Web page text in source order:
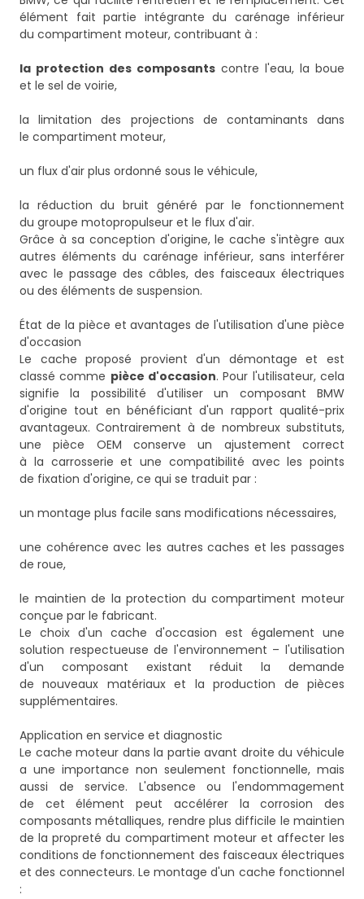
élément fait partie intégrante du carénage inférieur
du compartiment moteur, contribuant à :
la protection des composants contre l'eau, la boue
et le sel de voirie,
la limitation des projections de contaminants dans
le compartiment moteur,
un flux d'air plus ordonné sous le véhicule,
la réduction du bruit généré par le fonctionnement
du groupe motopropulseur et le flux d'air.
Grâce à sa conception d'origine, le cache s'intègre aux
autres éléments du carénage inférieur, sans interférer
avec le passage des câbles, des faisceaux électriques
ou des éléments de suspension.
État de la pièce et avantages de l'utilisation d'une pièce
d'occasion
Le cache proposé provient d'un démontage et est
classé comme pièce d'occasion. Pour l'utilisateur, cela
signifie la possibilité d'utiliser un composant BMW
d'origine tout en bénéficiant d'un rapport qualité-prix
avantageux. Contrairement à de nombreux substituts,
une pièce OEM conserve un ajustement correct
à la carrosserie et une compatibilité avec les points
de fixation d'origine, ce qui se traduit par :
un montage plus facile sans modifications nécessaires,
une cohérence avec les autres caches et les passages
de roue,
le maintien de la protection du compartiment moteur
conçue par le fabricant.
Le choix d'un cache d'occasion est également une
solution respectueuse de l'environnement – l'utilisation
d'un composant existant réduit la demande
de nouveaux matériaux et la production de pièces
supplémentaires.
Application en service et diagnostic
Le cache moteur dans la partie avant droite du véhicule
a une importance non seulement fonctionnelle, mais
aussi de service. L'absence ou l'endommagement
de cet élément peut accélérer la corrosion des
composants métalliques, rendre plus difficile le maintien
de la propreté du compartiment moteur et affecter les
conditions de fonctionnement des faisceaux électriques
et des connecteurs. Le montage d'un cache fonctionnel
: